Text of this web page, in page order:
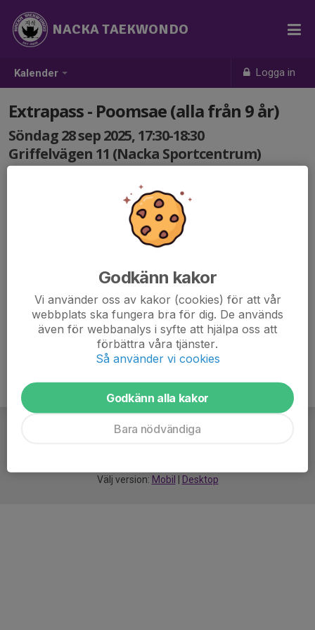
Kalender Logga in
NACKA TAEKWONDO
Extrapass - Poomsae (alla från 9 år)
Söndag 28 sep 2025, 17:30-18:30
Griffelvägen 11 (Nacka Sportcentrum)
Välj version: Mobil Desktop
Godkänn kakor
Vi använder oss av kakor (cookies) för att vår
webbplats ska fungera bra för dig. De används
även för webbanalys i syfte att hjälpa oss att
förbättra våra tjänster.
Så använder vi cookies
Godkänn alla kakor
Bara nödvändiga